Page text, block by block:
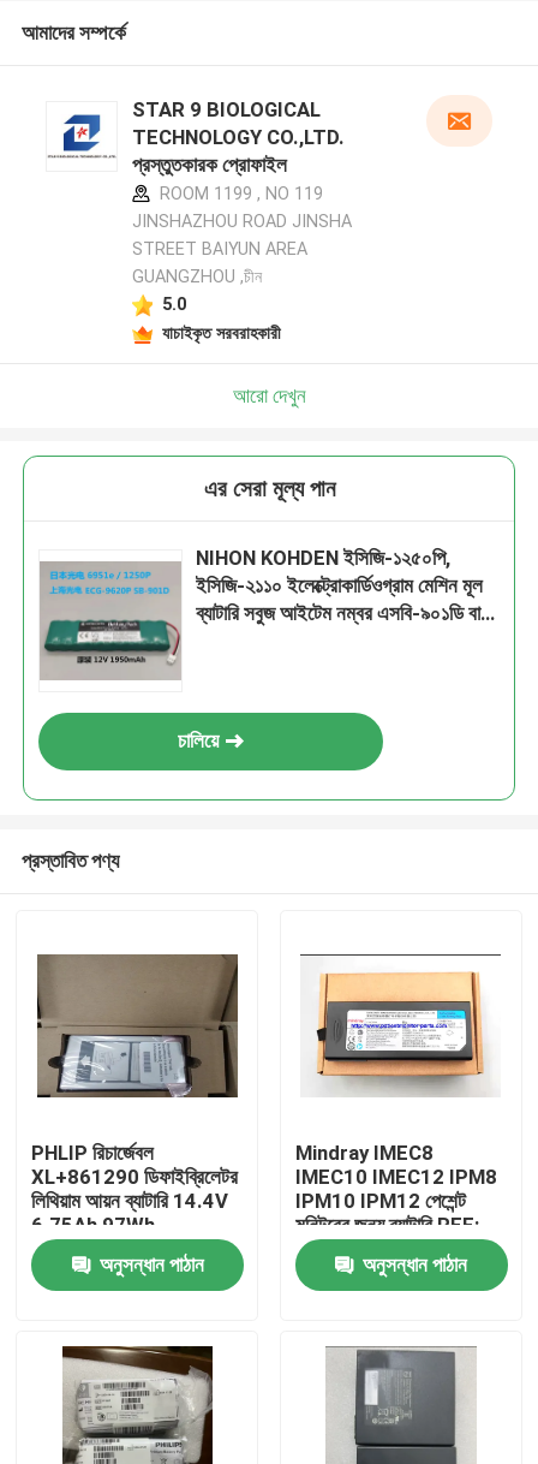
ভিডিও
আমাদের সম্পর্কে
STAR 9 BIOLOGICAL
TECHNOLOGY CO.,LTD.
প্রস্তুতকারক প্রোফাইল
ROOM 1199 , NO 119
JINSHAZHOU ROAD JINSHA
STREET BAIYUN AREA
GUANGZHOU ,চীন
5.0
যাচাইকৃত সরবরাহকারী
আরো দেখুন
এর সেরা মূল্য পান
NIHON KOHDEN ইসিজি-১২৫০পি,
ইসিজি-২১১০ ইলেক্ট্রোকার্ডিওগ্রাম মেশিন মূল
ব্যাটারি সবুজ আইটেম নম্বর এসবি-৯০১ডি বা
চালিয়ে
প্রস্তাবিত পণ্য
PHLIP রিচার্জেবল
XL+861290 ডিফাইব্রিলেটর
লিথিয়াম আয়ন ব্যাটারি 14.4V
6.75Ah 97Wh
অনুসন্ধান পাঠান
Mindray IMEC8
IMEC10 IMEC12 IPM8
IPM10 IPM12 পেশেন্ট
মনিটরের জন্য ব্যাটারি REF:
LI13I001A
অনুসন্ধান পাঠান